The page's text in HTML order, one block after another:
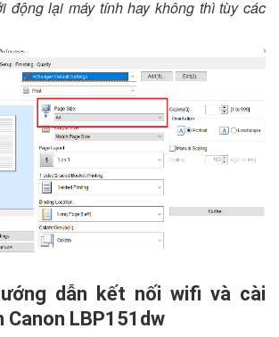
động lại máy tính hay không thì tùy các
dẫn kết nối wifi và cài
Canon LBP151dw